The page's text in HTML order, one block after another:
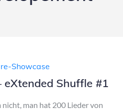
Showcase
Shuffle #1
man hat 200 Lieder von